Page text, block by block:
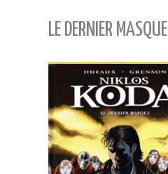
LE DERNIER MASQUE